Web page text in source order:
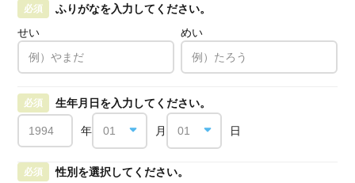
必須
ふりがなを入力してください。
せい
めい
必須 生年月日を入力してください。
年 月 日
必須
性別を選択してください。